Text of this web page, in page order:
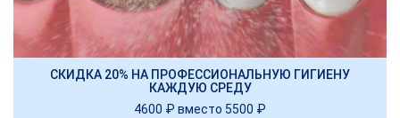
СКИДКА 20% НА ПРОФЕССИОНАЛЬНУЮ ГИГИЕНУ
КАЖДУЮ СРЕДУ
4600 ₽ вместо 5500 ₽